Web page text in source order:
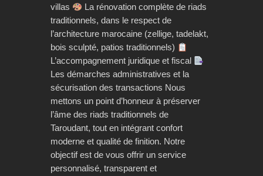
villas
La rénovation complète de riads
traditionnels, dans le respect de
l’architecture marocaine (zellige, tadelakt,
bois sculpté, patios traditionnels)
L’accompagnement juridique et fiscal
Les démarches administratives et la
sécurisation des transactions Nous
mettons un point d’honneur à préserver
l’âme des riads traditionnels de
Taroudant, tout en intégrant confort
moderne et qualité de finition. Notre
objectif est de vous offrir un service
personnalisé, transparent et